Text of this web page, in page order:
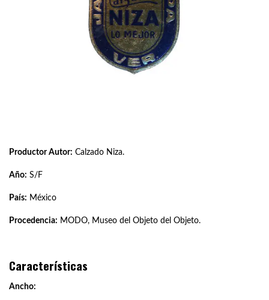
Productor Autor: Calzado Niza.
Año: S/F
País: México
Procedencia: MODO, Museo del Objeto del Objeto.
Características
Ancho: